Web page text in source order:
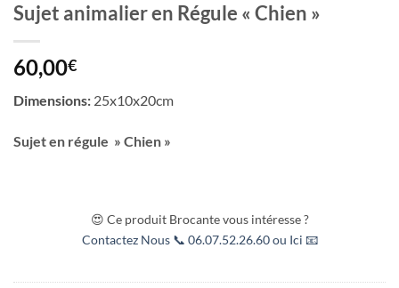
Sujet animalier en Régule « Chien »
60,00€
Dimensions: 25x10x20cm
Sujet en régule » Chien »
😍 Ce produit Brocante vous intéresse ?
Contactez Nous 📞 06.07.52.26.60 ou Ici 📧